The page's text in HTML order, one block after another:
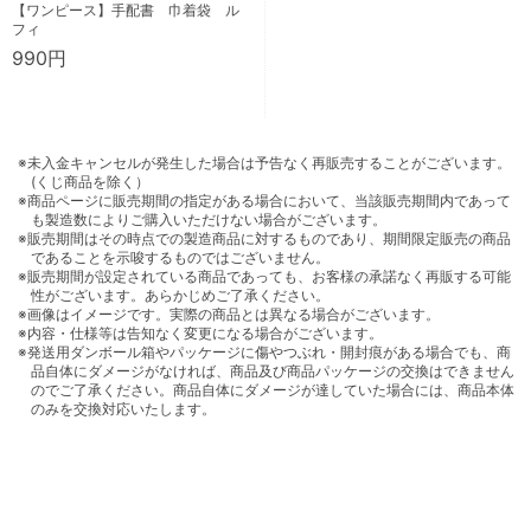
【ワンピース】手配書 巾着袋 ル
フィ
990円
※未入金キャンセルが発生した場合は予告なく再販売することがございます。
(くじ商品を除く）
※商品ページに販売期間の指定がある場合において、当該販売期間内であって
も製造数によりご購入いただけない場合がございます。
※販売期間はその時点での製造商品に対するものであり、期間限定販売の商品
であることを示唆するものではございません。
※販売期間が設定されている商品であっても、お客様の承諾なく再販する可能
性がございます。あらかじめご了承ください。
※画像はイメージです。実際の商品とは異なる場合がございます。
※内容・仕様等は告知なく変更になる場合がございます。
※発送用ダンボール箱やパッケージに傷やつぶれ・開封痕がある場合でも、商
品自体にダメージがなければ、商品及び商品パッケージの交換はできません
のでご了承ください。商品自体にダメージが達していた場合には、商品本体
のみを交換対応いたします。